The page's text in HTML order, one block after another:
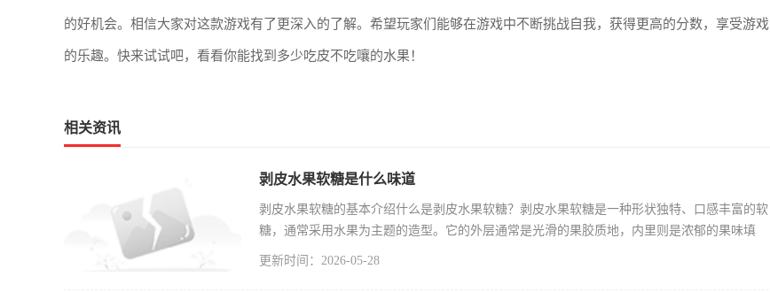
的好机会。相信大家对这款游戏有了更深入的了解。希望玩家们能够在游戏中不断挑战自我，获得更高的分数，享受游戏
的乐趣。快来试试吧，看看你能找到多少吃皮不吃嚷的水果！
相关资讯
剥皮水果软糖是什么味道
剥皮水果软糖的基本介绍什么是剥皮水果软糖？剥皮水果软糖是一种形状独特、口感丰富的软
糖，通常采用水果为主题的造型。它的外层通常是光滑的果胶质地，内里则是浓郁的果味填
更新时间：2026-05-28